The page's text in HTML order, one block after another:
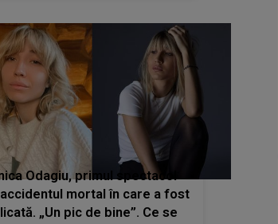
Odagiu, primul spectacol
mortal în care a fost
„Un pic de bine”. Ce se